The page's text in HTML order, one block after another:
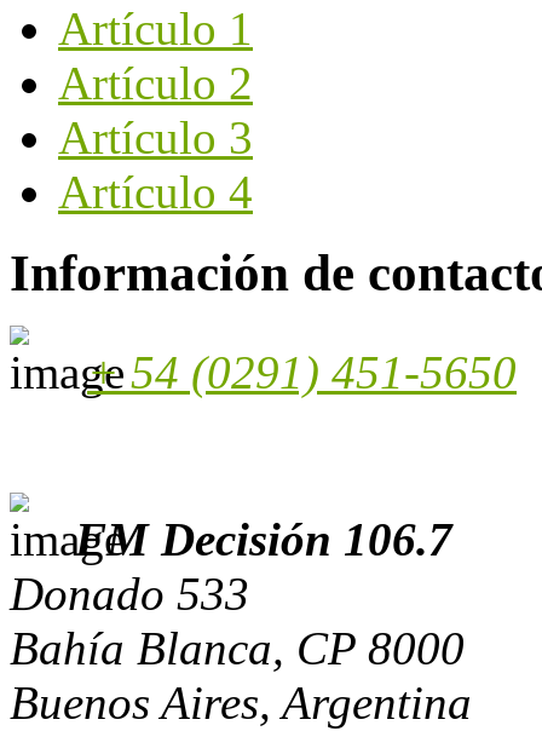
Artículo 1
Artículo 2
Artículo 3
Artículo 4
Información de
+ 54 (0291) 451-5650
FM Decisión 106.7
Donado 533
Bahía Blanca, CP 8000
Buenos Aires, Argentina